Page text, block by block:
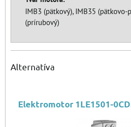
IMB3 (pätkový), IMB35 (pätkovo-
(prírubový)
Alternatíva
Elektromotor 1LE1501-